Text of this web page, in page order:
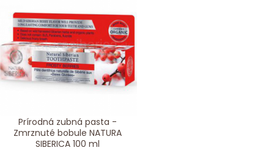
Prírodná zubná pasta -
Zmrznuté bobule NATURA
SIBERICA 100 ml